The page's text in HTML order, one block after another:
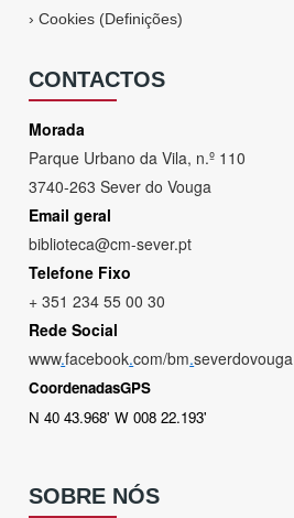
›Cookies (Definições)
CONTACTOS
Morada
Parque Urbano da Vila, n.º 110
3740-263 Sever do Vouga
Email geral
biblioteca@cm-sever.pt
Telefone Fixo
+ 351 234 55 00 30
Rede Social
www.facebook.com/bm.severdovouga
CoordenadasGPS
N 40 43.968' W 008 22.193'
SOBRE NÓS